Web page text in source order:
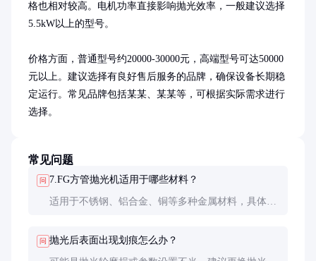
格也相对较高。电机功率直接影响抛光效率，一般建议选择
5.5kW以上的型号。
价格方面，普通型号约20000-30000元，高端型号可达50000
元以上。建议选择有良好售后服务的品牌，确保设备长期稳
定运行。常见品牌包括某某、某某等，可根据实际需求进行
选择。
常见问题
问 7.FG方管抛光机适用于哪些材料？
适用于不锈钢、铝合金、铜等多种金属材料，具体需
问 抛光后表面出现划痕怎么办？